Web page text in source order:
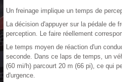
Un freinage implique un temps de
La décision d'appuyer sur la pédale de
perception. Le faire réellement
Le temps moyen de réaction d'un
seconde. Dans ce laps de temps, un
(60 mi/h) parcourt 20 m (66 pi), ce qui
d'urgence.